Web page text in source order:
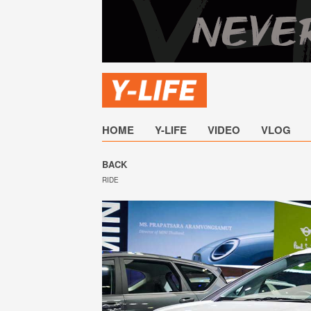
HOME Y-LIFE VIDEO VLOG
BACK
RIDE